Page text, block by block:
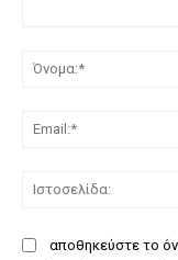
αποθηκεύστε το